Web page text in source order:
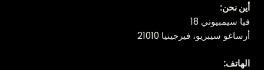
أين نحن:
فيا سيمبيوني 18
أرساغو سيبريو، فيرجينيا 21010
الهاتف: